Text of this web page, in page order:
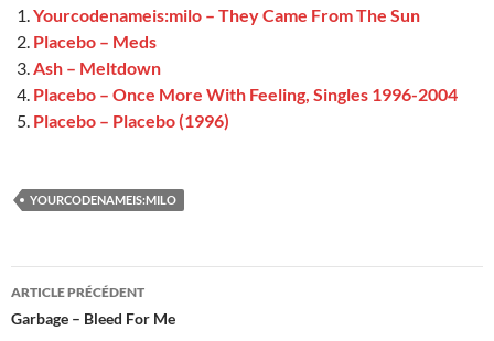
Yourcodenameis:milo – They Came From The Sun
Placebo – Meds
Ash – Meltdown
Placebo – Once More With Feeling, Singles 1996-2004
Placebo – Placebo (1996)
YOURCODENAMEIS:MILO
Navigation
des
ARTICLE PRÉCÉDENT
Garbage – Bleed For Me